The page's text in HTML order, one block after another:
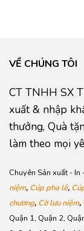
VỀ CHÚNG TÔI
CT TNHH SX
xuất & nhập
thưởng, Quà
làm theo mọi
Chuyên Sản xuất - In
niệm, Cúp pha lê,
chương, Cờ lưu niệm,
Quận 1, Quận 2,